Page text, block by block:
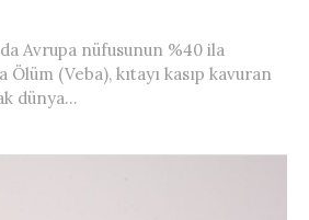
Avrupa nüfusunun %40 ila
Ölüm (Veba), kıtayı kasıp kavuran
dünya...